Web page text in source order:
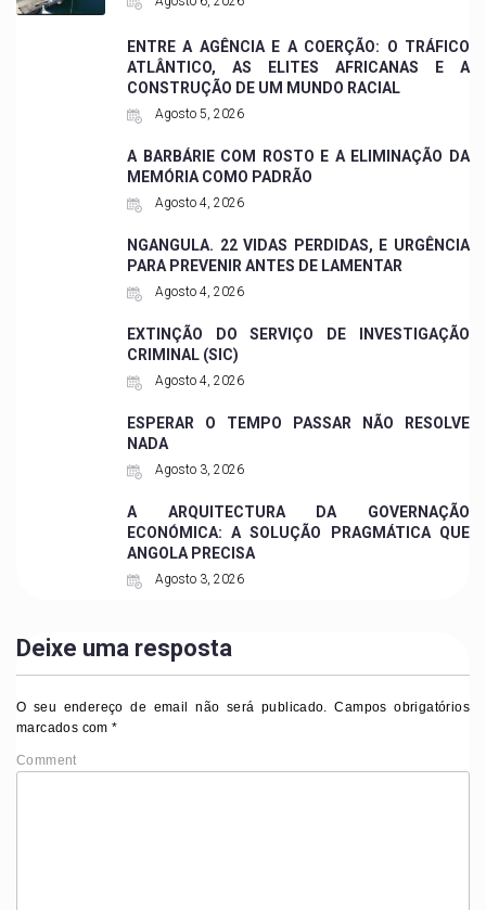
ENTRE A AGÊNCIA E A COERÇÃO: O TRÁFICO
ATLÂNTICO, AS ELITES AFRICANAS E A
CONSTRUÇÃO DE UM MUNDO RACIAL
Agosto 5, 2026
A BARBÁRIE COM ROSTO E A ELIMINAÇÃO DA
MEMÓRIA COMO PADRÃO
Agosto 4, 2026
NGANGULA. 22 VIDAS PERDIDAS, E URGÊNCIA
PARA PREVENIR ANTES DE LAMENTAR
Agosto 4, 2026
EXTINÇÃO DO SERVIÇO DE INVESTIGAÇÃO
CRIMINAL (SIC)
Agosto 4, 2026
ESPERAR O TEMPO PASSAR NÃO RESOLVE
NADA
Agosto 3, 2026
A ARQUITECTURA DA GOVERNAÇÃO
ECONÓMICA: A SOLUÇÃO PRAGMÁTICA QUE
ANGOLA PRECISA
Agosto 3, 2026
Deixe uma resposta
O seu endereço de email não será publicado. Campos obrigatórios
marcados com*
Comment